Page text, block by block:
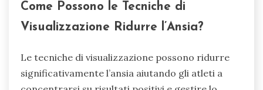
Come Possono le Tecniche di
Visualizzazione Ridurre l’Ansia?
Le tecniche di visualizzazione possono ridurre
significativamente l’ansia aiutando gli atleti a